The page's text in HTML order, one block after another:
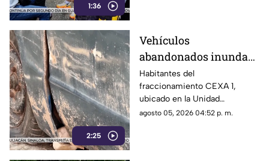
1:36
a cabo en Orizaba, Veracruz,
del 19 al 23 de agosto.
2:25
Vehículos
abandonados inundan
la Unidad Habitacional
Colosio: Vecinos
denuncian foco de
infección e inseguridad
Habitantes del
fraccionamiento CEXA 1,
ubicado en la Unidad
Habitacional Colosio, han
agosto 05, 2026 04:52 p. m.